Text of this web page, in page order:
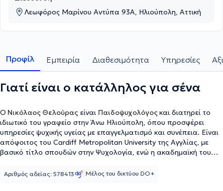
Λεωφόρος Μαρίνου Αντύπα 93Α, Ηλιούπολη, Αττική
Προφίλ Εμπειρία Διαθεσιμότητα Υπηρεσίες
Γιατί είναι ο κατάλληλος για σένα
Ο Νικόλαος Θελούρας είναι Παιδοψυχολόγος και διατηρεί το
ιδιωτικό του γραφείο στην Άνω Ηλιούπολη, όπου προσφέρει
υπηρεσίες ψυχικής υγείας με επαγγελματισμό και συνέπεια. Είναι
απόφοιτος του Cardiff Metropolitan University της Αγγλίας, με
βασικό τίτλο σπουδών στην Ψυχολογία, ενώ η ακαδημαϊκή του
Πανεπιστήμιο Θεσσαλονίκης, στο Τμήμα Ιατρικής, όπου
Αριθμός αδείας: 578413 Μέλος του δικτύου DO+